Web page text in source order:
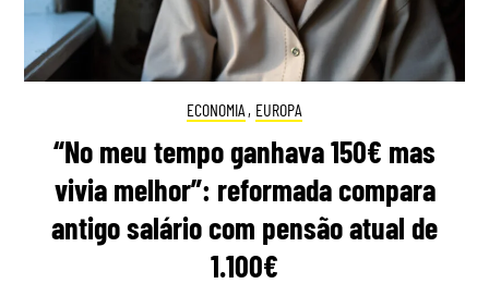
ECONOMIA , EUROPA
“No meu tempo ganhava 150€ mas
vivia melhor”: reformada compara
antigo salário com pensão atual de
1.100€